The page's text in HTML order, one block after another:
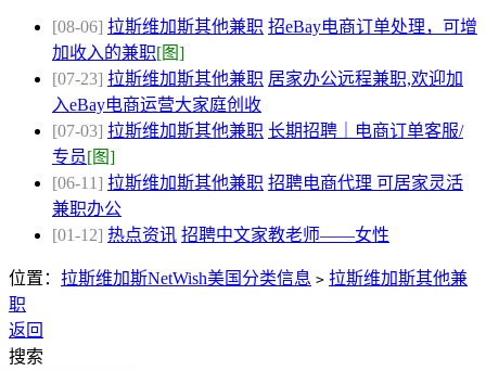
[08-06] 拉斯维加斯其他兼职 招eBay电商订单处理，可增
加收入的兼职[图]
[07-23] 拉斯维加斯其他兼职 居家办公远程兼职,欢迎加
入eBay电商运营大家庭创收
[07-03] 拉斯维加斯其他兼职 长期招聘｜电商订单客服/
专员[图]
[06-11] 拉斯维加斯其他兼职 招聘电商代理 可居家灵活
兼职办公
[01-12] 热点资讯 招聘中文家教老师——女性
位置： 拉斯维加斯NetWish美国分类信息 > 拉斯维加斯其他兼
职
返回
搜索